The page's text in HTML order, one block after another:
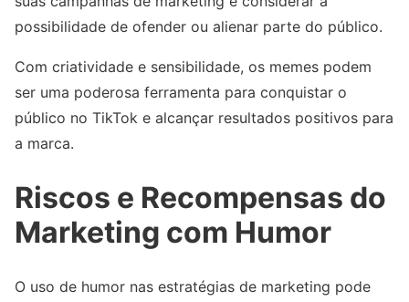
possibilidade de ofender ou alienar parte do público.
Com criatividade e sensibilidade, os memes podem
ser uma poderosa ferramenta para conquistar o
público no TikTok e alcançar resultados positivos para
a marca.
Riscos e Recompensas do
Marketing com Humor
O uso de humor nas estratégias de marketing pode